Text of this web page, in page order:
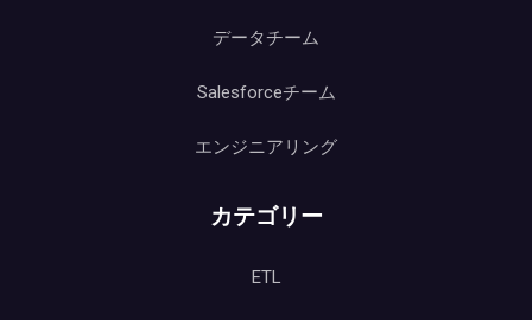
データチーム
Salesforceチーム
エンジニアリング
カテゴリー
ETL